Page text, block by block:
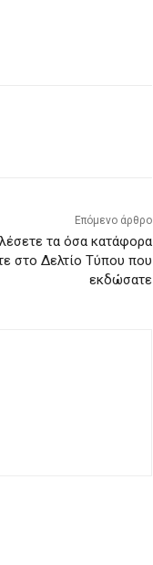
Επόμενο άρθρο
τα όσα κατάφορα
στο Δελτίο Τύπου που
εκδώσατε